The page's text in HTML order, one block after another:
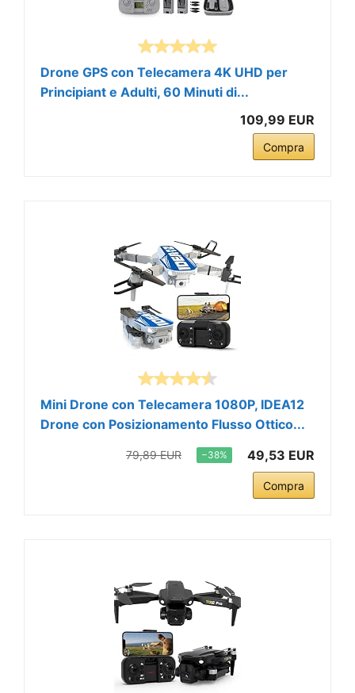
Drone GPS con Telecamera 4K UHD per
Principiant e Adulti, 60 Minuti di...
109,99 EUR
Compra
Mini Drone con Telecamera 1080P, IDEA12
Drone con Posizionamento Flusso Ottico...
79,89 EUR −38% 49,53 EUR
Compra